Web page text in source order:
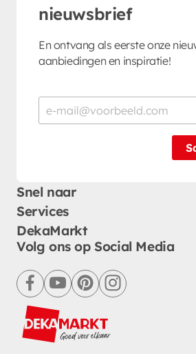
nieuwsbrief
En ontvang als eerste onze
aanbiedingen en inspiratie!
Snel naar
Services
DekaMarkt
Volg ons op Social Media
facebookyoutubepinterestinstagram